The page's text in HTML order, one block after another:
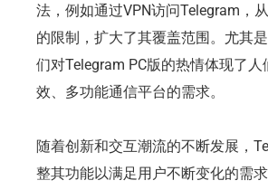
法，例如通过VPN访问Telegram，
的限制，扩大了其覆盖范围。尤其
们对Telegram PC版的热情体现了人
效、多功能通信平台的需求。
随着创新和交互潮流的不断发展，
整其功能以满足用户不断变化的需